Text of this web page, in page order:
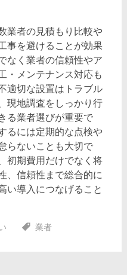
業者の見積もり比較や
事を避けることが効果
なく業者の信頼性やア
・メンテナンス対応も
適切な設置はトラブル
現地調査をしっかり行
る業者選びが重要で
るには定期的な点検や
らないことも大切で
初期費用だけでなく将
、信頼性まで総合的に
い導入につなげること
業者